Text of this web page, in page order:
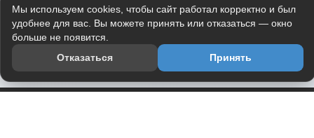
Мы используем cookies, чтобы сайт работал корректно и был
удобнее для вас. Вы можете принять или отказаться — окно
больше не появится.
Отказаться
Принять